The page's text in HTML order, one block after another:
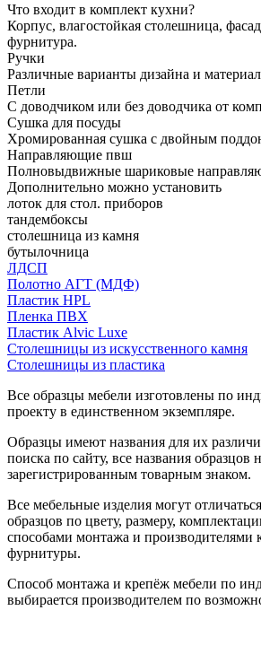
Что входит в комплект кухни?
Корпус, влагостойкая столешница,
фурнитура.
Ручки
Различные варианты дизайна и
Петли
С доводчиком или без доводчика от
Сушка для посуды
Хромированная сушка с двойным
Направляющие пвш
Полновыдвижные шариковые
Дополнительно можно установить
лоток для стол. приборов
тандембоксы
столешница из камня
бутылочница
ЛДСП
Полотно АГТ (МДФ)
Пластик HPL
Пленка ПВХ
Пластик Alvic Luxe
Столешницы из искусственного камня
Столешницы из пластика
Все образцы мебели изготовлены по
проекту в единственном экземпляре.
Образцы имеют названия для их
поиска по сайту, все названия образцов
зарегистрированным товарным знаком.
Все мебельные изделия могут
образцов по цвету, размеру,
способами монтажа и
фурнитуры.
Способ монтажа и крепёж мебели по
выбирается производителем по